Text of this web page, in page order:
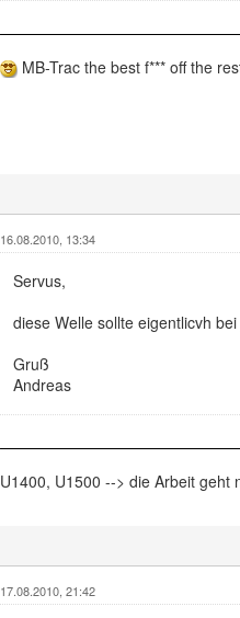
MB-Trac the best f*** off the
16.08.2010, 13:34
Servus,
diese Welle sollte eigentlicvh
Gruß
Andreas
U1400, U1500 --> die Arbeit geht
17.08.2010, 21:42